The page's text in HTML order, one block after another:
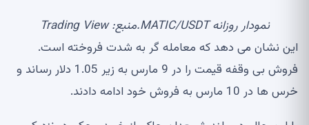
نمودار روزانه MATIC/USDT.منبع: Trading View
این نشان می دهد که معامله گر به شدت فروخته است.
فروش بی وقفه قیمت را در 9 مارس به زیر 1.05 دلار رساند و
خرس ها در 10 مارس به فروش خود ادامه دادند.